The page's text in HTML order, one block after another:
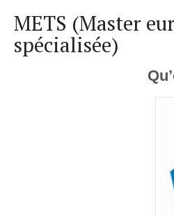
METS (Master
spécialisée)